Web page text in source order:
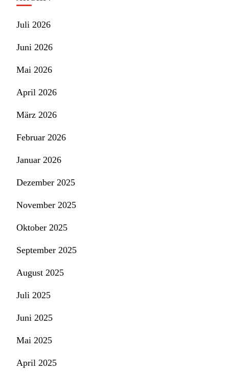
Juli 2026
Juni 2026
Mai 2026
April 2026
März 2026
Februar 2026
Januar 2026
Dezember 2025
November 2025
Oktober 2025
September 2025
August 2025
Juli 2025
Juni 2025
Mai 2025
April 2025